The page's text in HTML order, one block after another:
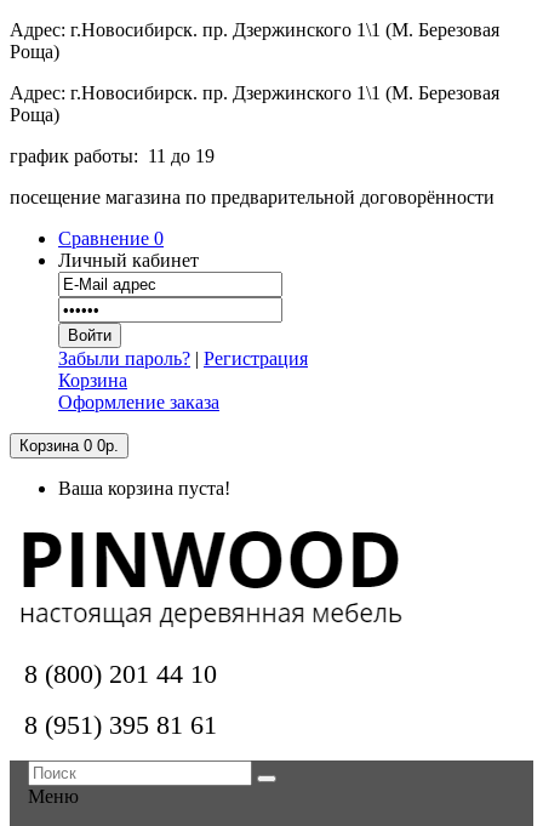
Адрес: г.Новосибирск. пр. Дзержинского 1\1 (М. Березовая
Роща)
Адрес: г.Новосибирск. пр. Дзержинского 1\1 (М. Березовая
Роща)
график работы: 11 до 19
посещение магазина по предварительной договорённости
Сравнение 0
Личный кабинет
Забыли пароль? | Регистрация
Корзина
Оформление заказа
Корзина 0 0р.
Ваша корзина пуста!
8 (800) 201 44 10
8 (951) 395 81 61
Меню